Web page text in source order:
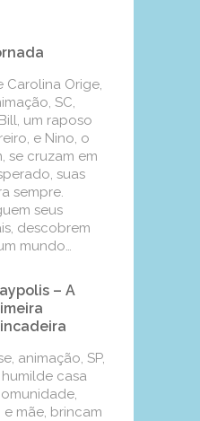
Carolina Orige,
SC,
um raposo
e Nino, o
se cruzam em
suas
sempre.
seus
descobrem
mundo…
– A
animação, SP,
humilde casa
e mãe, brincam